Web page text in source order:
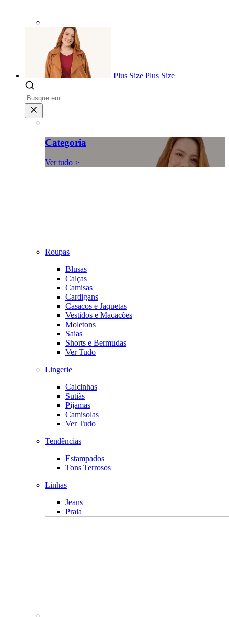
Plus Size Plus Size
Categoria
Ver tudo >
Roupas
Blusas
Calças
Camisas
Cardigans
Casacos e Jaquetas
Vestidos e Macacões
Moletons
Saias
Shorts e Bermudas
Ver Tudo
Lingerie
Calcinhas
Sutiãs
Pijamas
Camisolas
Ver Tudo
Tendências
Estampados
Tons Terrosos
Linhas
Jeans
Praia